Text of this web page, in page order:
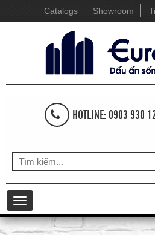
Catalogs Showroom
HOTLINE: 0903 930
Toggle
navigation